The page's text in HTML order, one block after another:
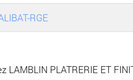
RGE
LAMBLIN PLATRERIE ET